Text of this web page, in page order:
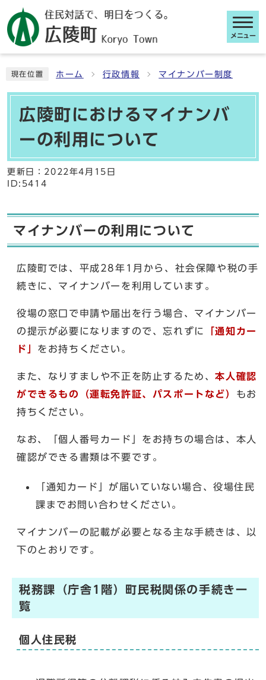
メニュー
現在位置 ホーム 行政情報 マイナンバー制度
広陵町におけるマイナンバ
ーの利用について
更新日： 2022年4月15日
ID:5414
マイナンバーの利用について
広陵町では、平成28年1月から、社会保障や税の手
続きに、マイナンバーを利用しています。
役場の窓口で申請や届出を行う場合、マイナンバー
の提示が必要になりますので、忘れずに
「通知カー
ド」 をお持ちください。
また、なりすましや不正を防止するため、本人確認
ができるもの（運転免許証、パスポートなど） もお
持ちください。
なお、「個人番号カード」をお持ちの場合は、本人
確認ができる書類は不要です。
「通知カード」が届いていない場合、役場住民
課までお問い合わせください。
マイナンバーの記載が必要となる主な手続きは、以
下のとおりです。
税務課（庁舎1階）町民税関係の手続き一
覧
個人住民税